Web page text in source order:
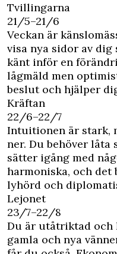
Tvillingarna
21/5–21/6
Veckan är
visa nya sidor av dig
känt inför en
lågmäld men
beslut och hjälper
Kräftan
22/6–22/7
Intuitionen är stark,
ner. Du behöver
sätter igång med
harmoniska, och
lyhörd och
Lejonet
23/7–22/8
Du är utåtriktad och
gamla och nya